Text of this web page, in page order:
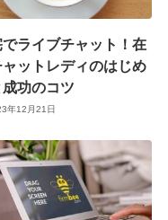
でライブチャット！在
ットレディのはじめ
功のコツ
年12月21日